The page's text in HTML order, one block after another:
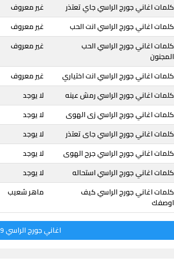
كلمات اغاني جورج الراسي جاي تعتذر
غير معروف
كلمات اغاني جورج الراسي انت الحب
غير معروف
كلمات اغاني جورج الراسي الحب
المجنون
غير معروف
كلمات اغاني جورج الراسي انت اختياري غير معروف
كلمات اغاني جورج الراسي رمش عينه
لا يوجد
كلمات اغاني جورج الراسي زى الهوى
لا يوجد
كلمات اغاني جورج الراسي جاى تعتذر
لا يوجد
كلمات اغاني جورج الراسي جرح الهوى
لا يوجد
كلمات اغاني جورج الراسي استحاله
لا يوجد
كلمات اغاني جورج الراسي كيف
اوصفك
ماهر شعيب
اغاني جورج الراسي 29 اغنية